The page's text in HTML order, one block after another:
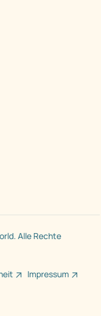
Alle Rechte
Impressum